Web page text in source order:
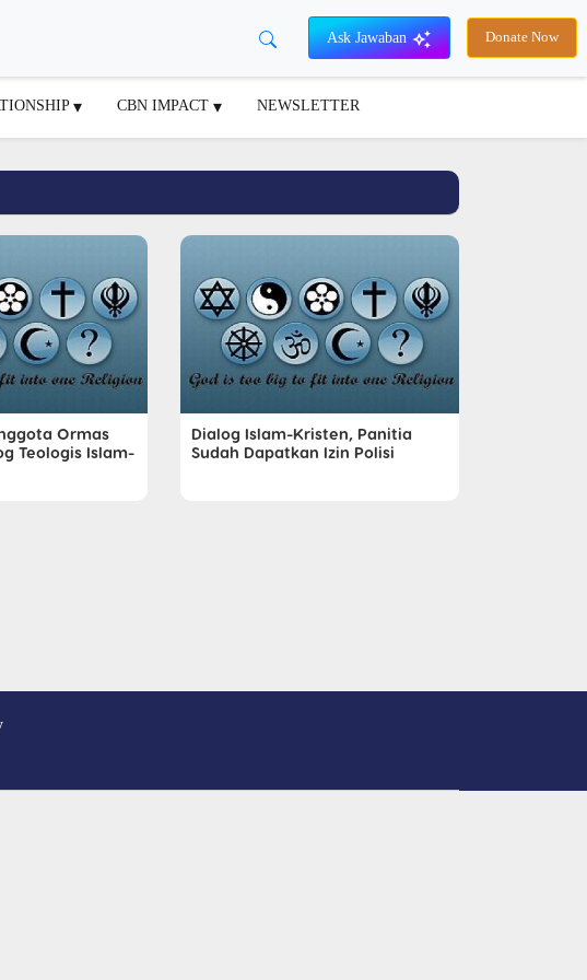
Ask Jawaban Donate Now
CBN IMPACT NEWSLETTER
Ormas
Teologis Islam-
Dialog Islam-Kristen, Panitia
Sudah Dapatkan Izin Polisi